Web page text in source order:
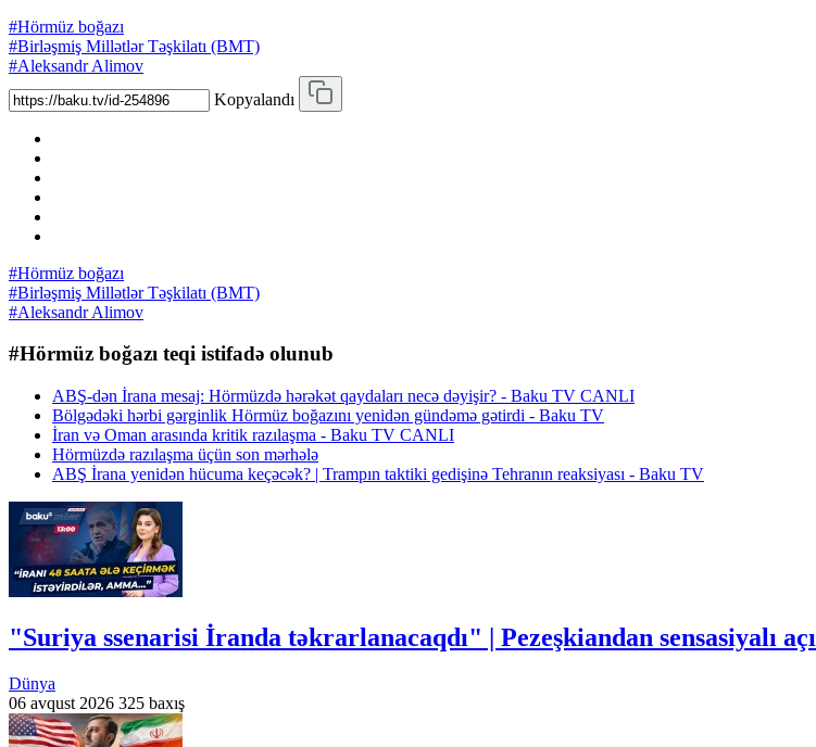
#Hörmüz boğazı
#Birləşmiş Millətlər Təşkilatı (BMT)
#Aleksandr Alimov
Kopyalandı
#Hörmüz boğazı
#Birləşmiş Millətlər Təşkilatı (BMT)
#Aleksandr Alimov
#Hörmüz boğazı teqi istifadə olunub
ABŞ-dən İrana mesaj: Hörmüzdə hərəkət qaydaları necə dəyişir? - Baku TV CANLI
Bölgədəki hərbi gərginlik Hörmüz boğazını yenidən gündəmə gətirdi - Baku TV
İran və Oman arasında kritik razılaşma - Baku TV CANLI
Hörmüzdə razılaşma üçün son mərhələ
ABŞ İrana yenidən hücuma keçəcək? | Trampın taktiki gedişinə Tehranın reaksiyası - Baku TV
"Suriya ssenarisi İranda təkrarlanacaqdı" | Pezeşkiandan sensasiyalı
Dünya
06 avqust 2026 325 baxış